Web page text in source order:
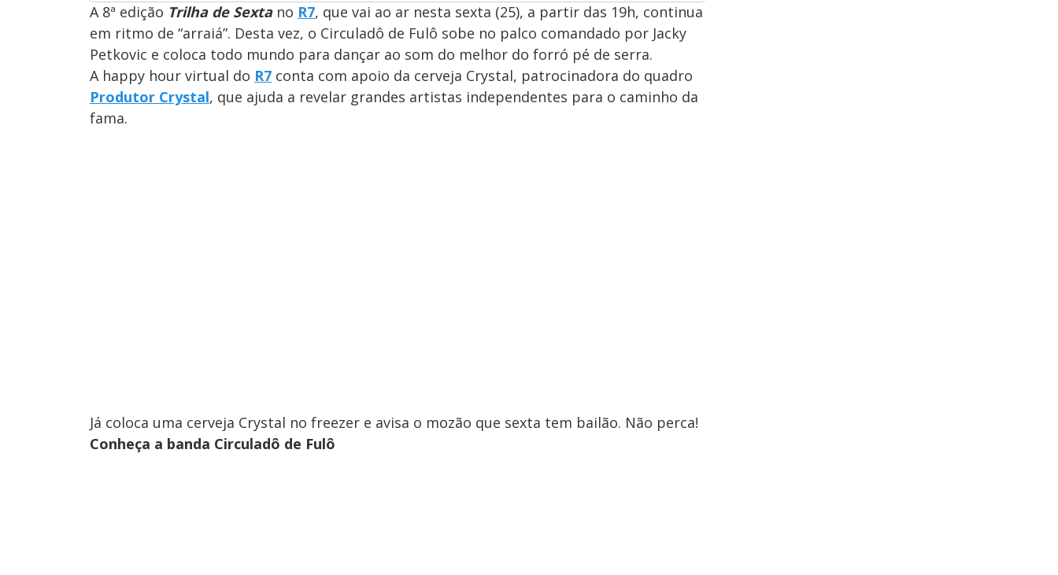
A 8ª edição Trilha de Sextano R7, que vai ao ar nesta sexta (25), a partir das 19h, continua
em ritmo de “arraiá”. Desta vez, o Circuladô de Fulô sobe no palco comandado por Jacky
Petkovic e coloca todo mundo para dançar ao som do melhor do forró pé de serra.
A happy hour virtual do R7 conta com apoio da cerveja Crystal, patrocinadora do quadro
Produtor Crystal, que ajuda a revelar grandes artistas independentes para o caminho da
fama.
Já coloca uma cerveja Crystal no freezer e avisa o mozão que sexta tem bailão. Não perca!
Conheça a banda Circuladô de Fulô